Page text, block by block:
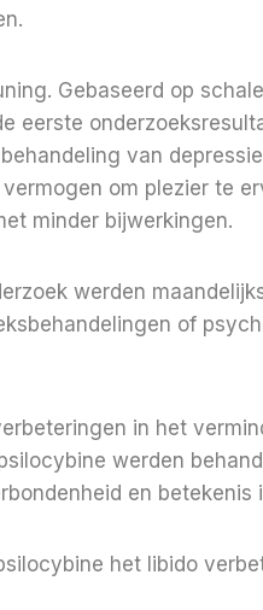
Gebaseerd op
eerste
van
om plezier te
minder bijwerkingen.
werden
of
in het
werden
en betekenis
het libido